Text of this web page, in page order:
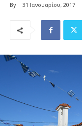
By 31 Ιανουαρίου, 2017